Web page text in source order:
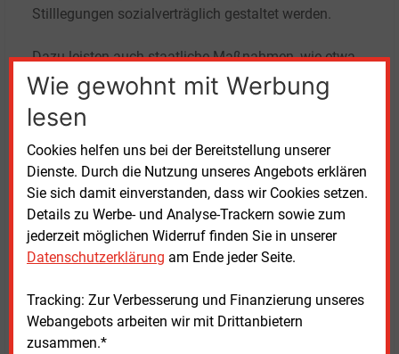
Wie gewohnt mit Werbung
lesen
Cookies helfen uns bei der Bereitstellung unserer
Dienste. Durch die Nutzung unseres Angebots erklären
Sie sich damit einverstanden, dass wir Cookies setzen.
Details zu Werbe- und Analyse-Trackern sowie zum
jederzeit möglichen Widerruf finden Sie in unserer
Datenschutzerklärung am Ende jeder Seite.
Tracking: Zur Verbesserung und Finanzierung unseres
Webangebots arbeiten wir mit Drittanbietern
zusammen.*
Stilllegungen sozialverträglich gestaltet werden.
Dazu leisten auch staatliche Maßnahmen, wie etwa
das Anpassungsgeld, einen Beitrag. Bis 2030
reduziert RWE ihre Braunkohlenkapazitäten um zwei
Drittel. „Der konsequente und verlässliche
schrittweise Ausstieg aus der Kohle ist in vollem
Gange und ein weiterer wichtiger Bestandteil der
Transformation von RWE zu einem der weltweit
führenden Betreiber von erneuerbaren Energien“,
schreibt das Unternehmen.
„Dass ,Paula‘ und ,Quelle‘ so viele Jahre zuverlässig
für die Stromversorgung verfügbar waren, ist einer